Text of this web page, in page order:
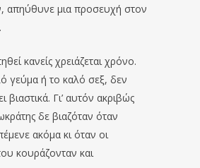
απηύθυνε μια προσευχή στον
κανείς χρειάζεται χρόνο.
γεύμα ή το καλό σεξ, δεν
βιαστικά. Γι’ αυτόν ακριβώς
δε βιαζόταν όταν
ακόμα κι όταν οι
κουράζονταν και